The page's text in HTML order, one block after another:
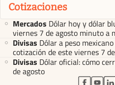
Cotizaciones
Mercados Dólar hoy y dólar
viernes 7 de agosto minuto a
Divisas Dólar a peso
cotización de este viernes 7
Divisas Dólar oficial: cómo
de agosto
abre